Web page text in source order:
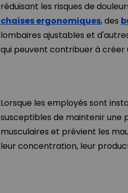
réduisant les risques de
chaises ergonomiques, des
lombaires ajustables et
qui peuvent contribuer à
Lorsque les employés sont
susceptibles de maintenir une
musculaires et prévient les
leur concentration, leur